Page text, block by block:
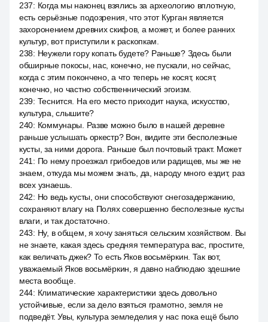
237: Когда мы наконец взялись за археологию вплотную,
есть серьёзные подозрения, что этот Курган является
захоронением древних скифов, а может, и более ранних
культур, вот приступили к раскопкам.
238: Неужели гору копать будете? Раньше? Здесь были
обширные покосы, нас, конечно, не пускали, но сейчас,
когда с этим покончено, а что теперь не косят, косят,
конечно, но частно собственнический эгоизм.
239: Теснится. На его место приходит наука, искусство,
культура, слышите?
240: Коммунары. Разве можно было в нашей деревне
раньше услышать оркестр? Вон, видите эти бесполезные
кусты, за ними дорога. Раньше был почтовый тракт. Может
241 : По нему проезжал грибоедов или радищев, мы же не
знаем, откуда мы можем знать, да, народу много ездит, раз
всех узнаешь.
242: Но ведь кусты, они способствуют снегозадержанию,
сохраняют влагу на Полях совершенно бесполезные кусты
влаги, и так достаточно.
243: Ну, в общем, я хочу заняться сельским хозяйством. Вы
не знаете, какая здесь средняя температура вас, простите,
как величать джек? То есть Яков восьмёркин. Так вот,
уважаемый Яков восьмёркин, я давно наблюдаю здешние
места вообще.
244: Климатические характеристики здесь довольно
устойчивые, если за дело взяться грамотно, земля не
подведёт. Увы, культура земледелия у нас пока ещё было